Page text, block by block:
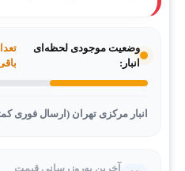
وضعیت موجودی لحظه‌ای
انبار:
انبار مرکزی تهران (ارسال فوری کمتر از ۴۵
آخرین به‌روزرسانی قیمت